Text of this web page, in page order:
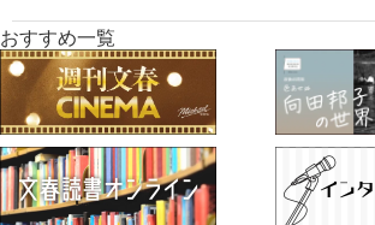
おすすめ一覧